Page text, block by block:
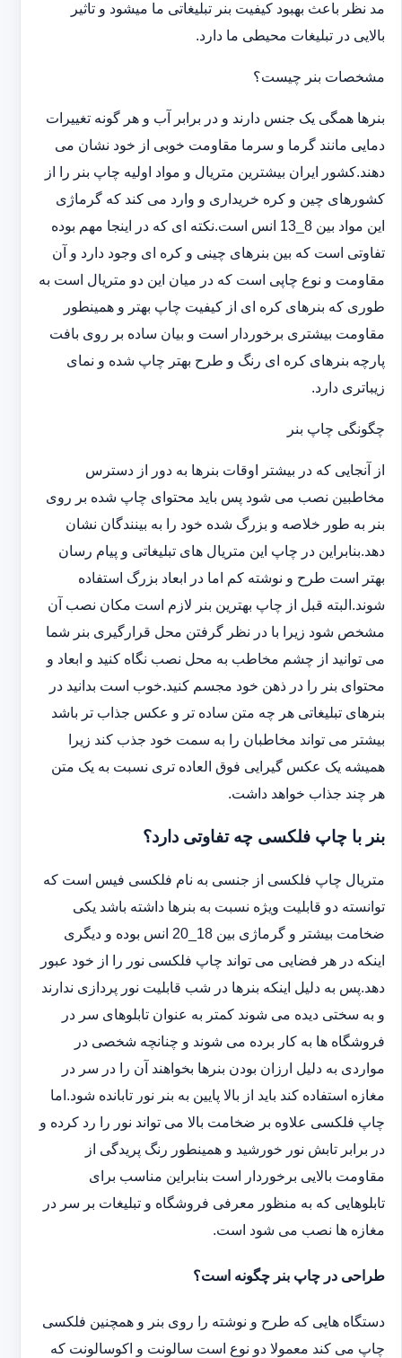
مد نظر باعث بهبود کیفیت بنر تبلیغاتی ما میشود و تاثیر
بالایی در تبلیغات محیطی ما دارد.
مشخصات بنر چیست؟
بنرها همگی یک جنس دارند و در برابر آب و هر گونه تغییرات
دمایی مانند گرما و سرما مقاومت خوبی از خود نشان می
دهند.کشور ایران بیشترین متریال و مواد اولیه چاپ بنر را از
کشورهای چین و کره خریداری و وارد می کند که گرماژی
این مواد بین 8_13 انس است.نکته ای که در اینجا مهم بوده
تفاوتی است که بین بنرهای چینی و کره ای وجود دارد و آن
مقاومت و نوع چاپی است که در میان این دو متریال است به
طوری که بنرهای کره ای از کیفیت چاپ بهتر و همینطور
مقاومت بیشتری برخوردار است و بیان ساده بر روی بافت
پارچه بنرهای کره ای رنگ و طرح بهتر چاپ شده و نمای
زیباتری دارد.
چگونگی چاپ بنر
از آنجایی که در بیشتر اوقات بنرها به دور از دسترس
مخاطبین نصب می شود پس باید محتوای چاپ شده بر روی
بنر به طور خلاصه و بزرگ شده خود را به بینندگان نشان
دهد.بنابراین در چاپ این متریال های تبلیغاتی و پیام رسان
بهتر است طرح و نوشته کم اما در ابعاد بزرگ استفاده
شوند.البته قبل از چاپ بهترین بنر لازم است مکان نصب آن
مشخص شود زیرا با در نظر گرفتن محل قرارگیری بنر شما
می توانید از چشم مخاطب به محل نصب نگاه کنید و ابعاد و
محتوای بنر را در ذهن خود مجسم کنید.خوب است بدانید در
بنرهای تبلیغاتی هر چه متن ساده تر و عکس جذاب تر باشد
بیشتر می تواند مخاطبان را به سمت خود جذب کند زیرا
همیشه یک عکس گیرایی فوق العاده تری نسبت به یک متن
هر چند جذاب خواهد داشت.
بنر با چاپ فلکسی چه تفاوتی دارد؟
متریال چاپ فلکسی از جنسی به نام فلکسی فیس است که
توانسته دو قابلیت ویژه نسبت به بنرها داشته باشد یکی
ضخامت بیشتر و گرماژی بین 18_20 انس بوده و دیگری
اینکه در هر فضایی می تواند چاپ فلکسی نور را از خود عبور
دهد.پس به دلیل اینکه بنرها در شب قابلیت نور پردازی ندارند
و به سختی دیده می شوند کمتر به عنوان تابلوهای سر در
فروشگاه ها به کار برده می شوند و چنانچه شخصی در
مواردی به دلیل ارزان بودن بنرها بخواهند آن را در سر در
مغازه استفاده کند باید از بالا پایین به بنر نور تابانده شود.اما
چاپ فلکسی علاوه بر ضخامت بالا می تواند نور را رد کرده و
در برابر تابش نور خورشید و همینطور رنگ پریدگی از
مقاومت بالایی برخوردار است بنابراین مناسب برای
تابلوهایی که به منظور معرفی فروشگاه و تبلیغات بر سر در
مغازه ها نصب می شود است.
طراحی در چاپ بنر چگونه است؟
دستگاه هایی که طرح و نوشته را روی بنر و همچنین فلکسی
چاپ می کند معمولا دو نوع است سالونت و اکوسالونت که